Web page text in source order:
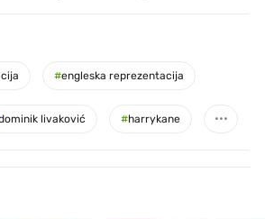
#engleska reprezentacija
livaković #harrykane